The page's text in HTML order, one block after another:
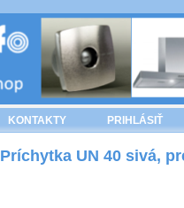
KONTAKTY PRIHLÁSIŤ
Príchytka UN 40 sivá,